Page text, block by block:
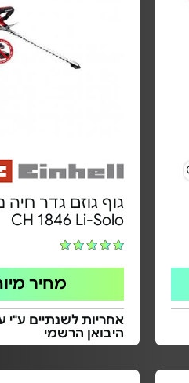
CH 1846 Li-Solo
מחיר
אחריות לשנתיים ע"י
היבואן הרשמי